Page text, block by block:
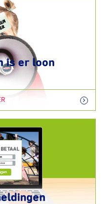
is er loon